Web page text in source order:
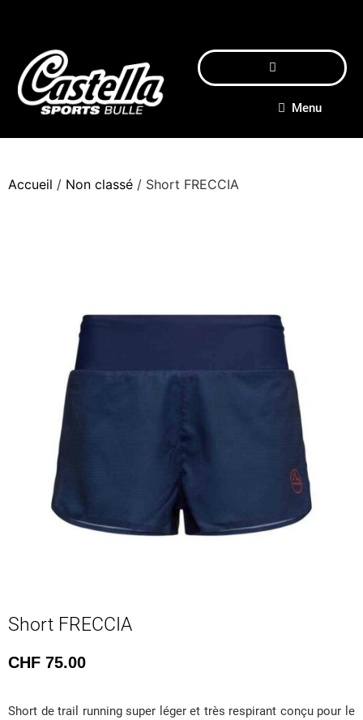
Menu
Accueil / Non classé / Short FRECCIA
Short FRECCIA
CHF 75.00
Short de trail running super léger et très respirant conçu pour le